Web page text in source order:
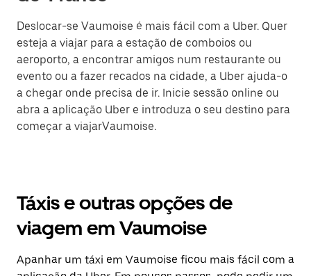
Deslocar-se Vaumoise é mais fácil com a Uber. Quer
esteja a viajar para a estação de comboios ou
aeroporto, a encontrar amigos num restaurante ou
evento ou a fazer recados na cidade, a Uber ajuda-o
a chegar onde precisa de ir. Inicie sessão online ou
abra a aplicação Uber e introduza o seu destino para
começar a viajarVaumoise.
Táxis e outras opções de
viagem em Vaumoise
Apanhar um táxi em Vaumoise ficou mais fácil com a